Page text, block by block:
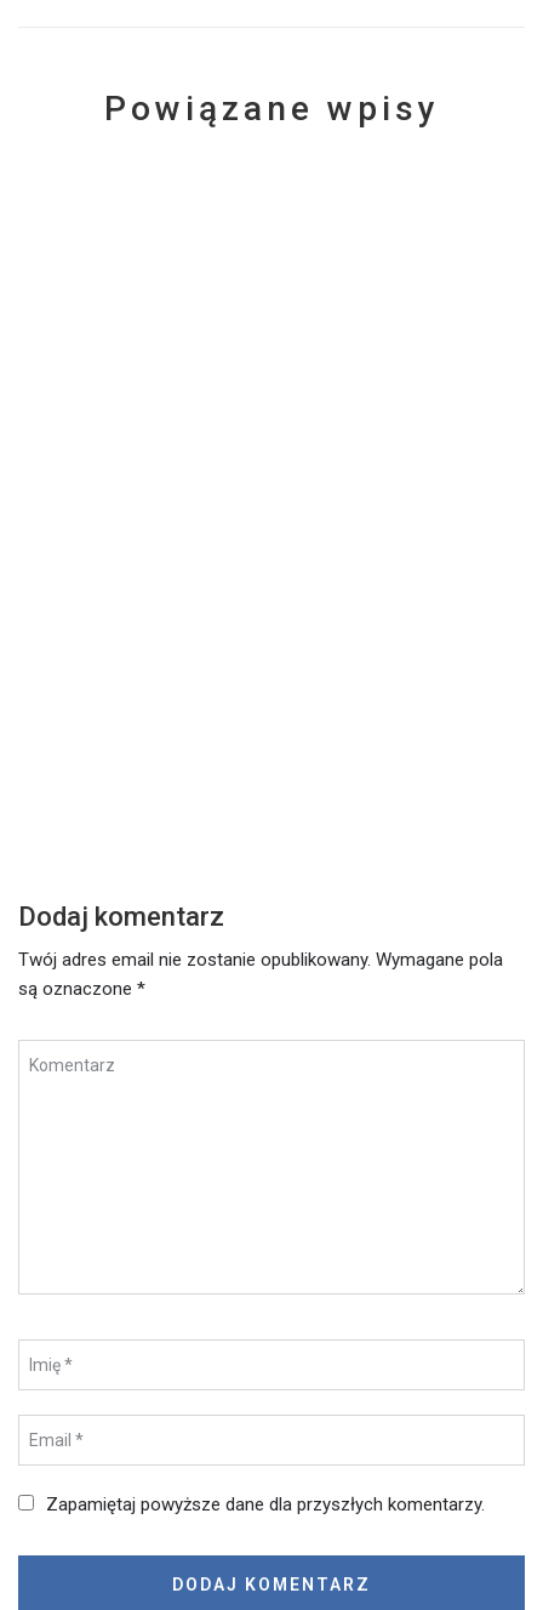
Powiązane wpisy
Dodaj komentarz
Twój adres email nie zostanie opublikowany. Wymagane pola
są oznaczone *
Zapamiętaj powyższe dane dla przyszłych komentarzy.